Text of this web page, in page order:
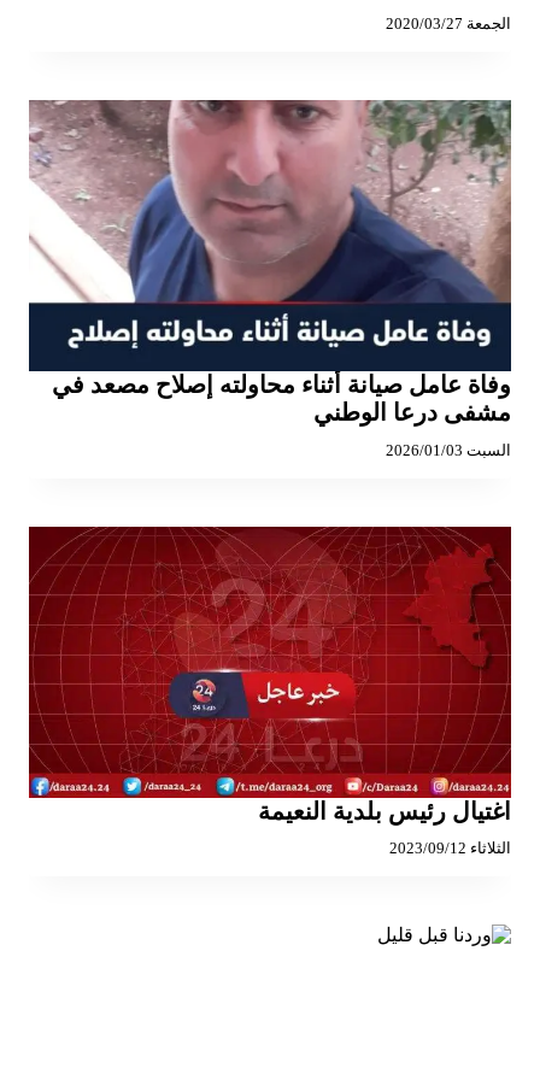
الجمعة 2020/03/27
وفاة عامل صيانة أثناء محاولته إصلاح مصعد في
مشفى درعا الوطني
السبت 2026/01/03
اغتيال رئيس بلدية النعيمة
الثلاثاء 2023/09/12